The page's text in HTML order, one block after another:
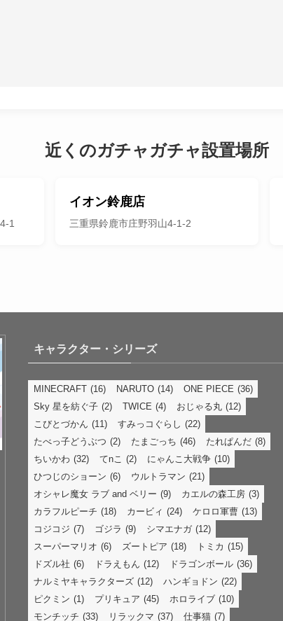
近くのガチャガチャ設置場所
1
イオン鈴鹿店
三重県鈴鹿市庄野羽山4-1-2
キャラクター・シリーズ
MINECRAFT (16) NARUTO (14) ONE PIECE (36)
Sky 星を紡ぐ子 (2) TWICE (4) おじゃる丸 (12)
こびとづかん (11) すみっコぐらし (22)
たべっ子どうぶつ (2) たまごっち (46) たれぱんだ (8)
ちいかわ (32) てnこ (2) にゃんこ大戦争 (10)
ひつじのショーン (6) ウルトラマン (21)
オシャレ魔女 ラブ and ベリー (9) カエルの森工房 (3)
カラフルピーチ (18) カービィ (24) ケロロ軍曹 (13)
コジコジ (7) ゴジラ (9) シマエナガ (12)
スーパーマリオ (6) ズートピア (18) トミカ (15)
ドズル社 (6) ドラえもん (12) ドラゴンボール (36)
ナルミヤキャラクターズ (12) ハンギョドン (22)
ピクミン (1) プリキュア (45) ホロライブ (10)
モンチッチ (33) リラックマ (37) 仕事猫 (7)